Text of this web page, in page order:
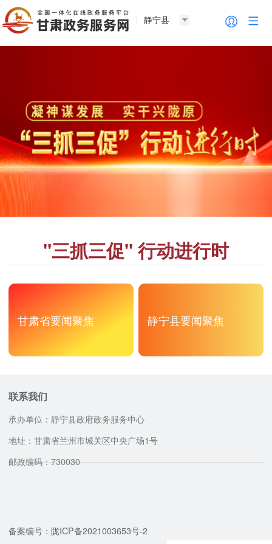
静宁县
"三抓三促" 行动进行时
甘肃省要闻聚焦 静宁县要闻聚焦
联系我们
承办单位：静宁县政府政务服务中心
地址：甘肃省兰州市城关区中央广场1号
邮政编码：730030
备案编号：陇ICP备2021003653号-2